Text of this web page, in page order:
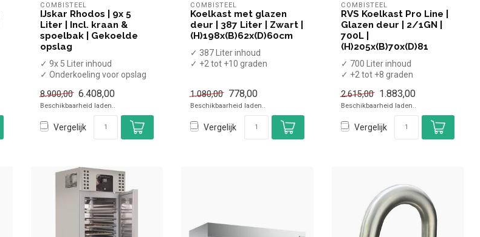
COMBISTEEL
IJskar Rhodos | 9x 5
Liter | Incl. kraan &
spoelbak | Gekoelde
opslag
✓ 9x 5 Liter inhoud
✓ Onderkoeling voor opslag
s...
8.900,00 6.408,00
Beschikbaarheid laden..
Vergelijk
COMBISTEEL
Koelkast met glazen
deur | 387 Liter | Zwart |
(H)198x(B)62x(D)60cm
✓ 387 Liter inhoud
✓ +2 tot +10 graden
1.080,00 778,00
Beschikbaarheid laden..
Vergelijk
COMBISTEEL
RVS Koelkast Pro Line |
Glazen deur | 2/1GN |
700L |
(H)205x(B)70x(D)81
✓ 700 Liter inhoud
✓ +2 tot +8 graden
✓ Breedte 70 cm, diepte 81...
2.615,00 1.883,00
Beschikbaarheid laden..
Vergelijk